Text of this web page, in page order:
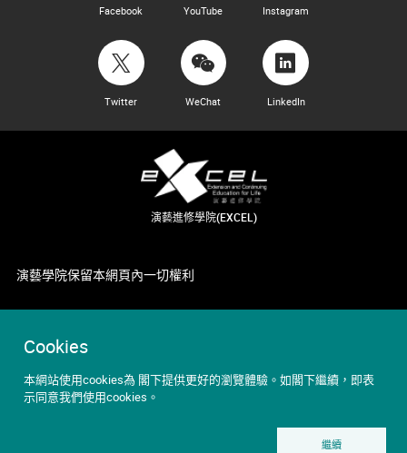
Cookies
本網站使用cookies為 閣下提供更好的瀏覽體驗。如閣下繼續，即表
示同意我們使用cookies。
繼續
Facebook YouTube Instagram
Twitter WeChat LinkedIn
演藝進修學院(EXCEL)
演藝學院保留本網頁內一切權利